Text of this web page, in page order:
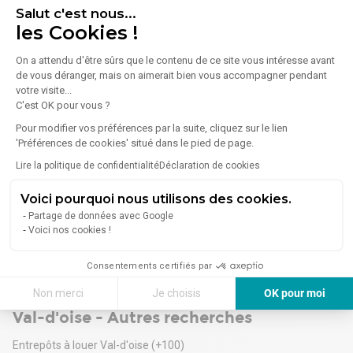
Salut c'est nous...
les Cookies !
On a attendu d'être sûrs que le contenu de ce site vous intéresse avant
de vous déranger, mais on aimerait bien vous accompagner pendant
votre visite...
C'est OK pour vous ?
Pour modifier vos préférences par la suite, cliquez sur le lien
'Préférences de cookies' situé dans le pied de page.
Lire la politique de confidentialitéDéclaration de cookies
Voici pourquoi nous utilisons des cookies.
Partage de données avec Google
Voici nos cookies !
Consentements certifiés par
Non merci Je choisis
OK pour moi
Axeptio consent
Plateforme de Gestion du Consentement : Personnalisez vos Options
Notre plateforme vous permet d'adapter et de gérer vos paramètres
Loyer : 50 000 € HT / mois
Loyer annuel : 26,42 € HT / m² / an
Dépôt de garantie : 150 000 €
Localisation stratégique
Commune de Garges-lès-Gonesse (95)
Accès rapide aux axes structurants du nord francilien
Proximité immédiate de l'aéroport CDG, zones logistiques et
bassins d'emploi
Environnement adapté aux plateformes logistiques, bases
Atouts clés
Très grande surface rare à la location
Flexibilité d'exploitation
? Dossier complet, plans et conditions d'exploitation sur
demande
? Contactez DL Real Estate pour organiser une visite ou
étudier votre projet d'implantation
95340 Persan
10 000 m²
Caractéristiques techniques :
- Terrain nu stabilisé
- Avec accès poids-lourd
- Possibilité de raccordement à l'eau et électricité
Accès : A16 - D922
Disponibilité : immédiate
complémentaire.
Val-d'oise - Location Terrain
Sannois (1)
Persan (1)
Val-d'oise - Autres recherches
Entrepôts à louer Val-d'oise (+100)